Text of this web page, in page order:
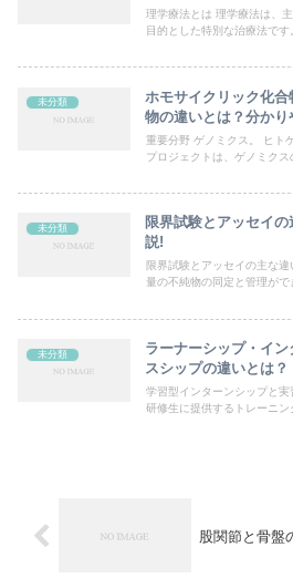
理学療法とは 理学療法は、
目的とした特別な治療法です
未分類
ホモサイクリック化
物の違いとは？分かり
重要分野 ゲノミクス。 ヒト
プロジェクトは、ゲノミクス
未分類
限界試験とアッセイ
説!
限界試験とアッセイの主な
量の不純物の同定と管理がで
未分類
ラーナーシップ・イ
スシップの違いとは？
学習型インターンシップと実
研修生に提供するトレーニン
股関節と骨盤